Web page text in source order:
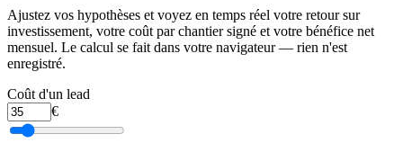
Ajustez vos hypothèses et voyez en temps réel votre retour sur
investissement, votre coût par chantier signé et votre bénéfice net
mensuel. Le calcul se fait dans votre navigateur — rien n'est
enregistré.
Coût d'un lead
€